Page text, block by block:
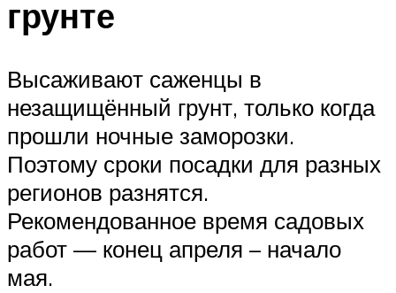
грунте
Высаживают саженцы в
незащищённый грунт, только когда
прошли ночные заморозки.
Поэтому сроки посадки для разных
регионов разнятся.
Рекомендованное время садовых
работ — конец апреля – начало
мая.